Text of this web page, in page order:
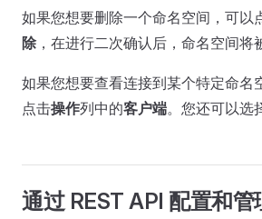
如果您想要删除一个命名空间，可以
除 ，在进行二次确认后，命名空间将
如果您想要查看连接到某个特定命名
点击操作列中的客户端。您还可以选
通过 REST API 配置和管